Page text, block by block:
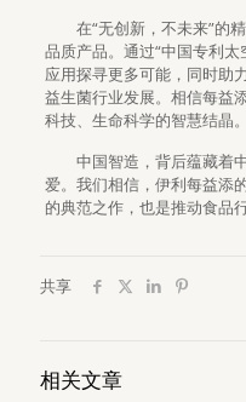
在“无创新，不未来”的
品质产品。通过“中国专利
应用探寻更多可能，同时助
益生菌行业发展。相信每益
科技、生命科学的智慧结晶。
中国智造，背后蕴藏着
爱。我们相信，伊利每益添
的典范之作，也是推动食品
共享
相关文章